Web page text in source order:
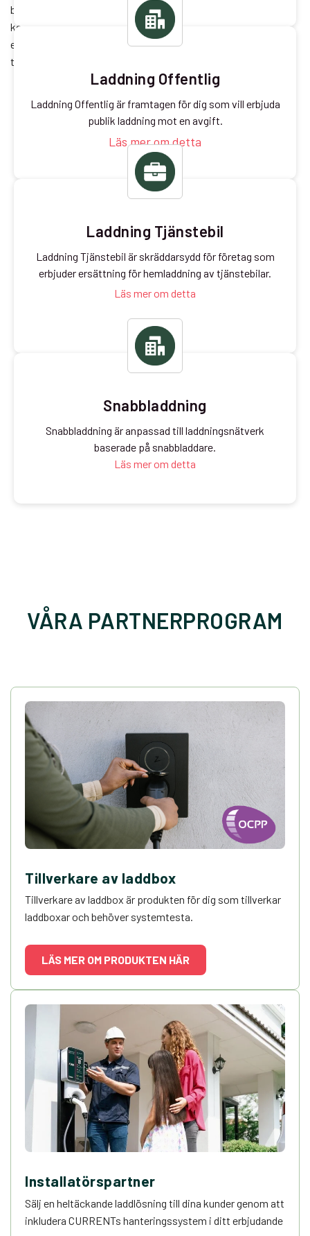
bostadsrättsförening, ett företag eller en kommun; alla
kommer att ha nytta av ett sådant system. Systemet kan till
exempel fakturera användarna för din räkning, vilket sparar dig
timmar av manuellt arbete varje månad.
Laddning Offentlig
Laddning Offentlig är framtagen för dig som vill erbjuda
publik laddning mot en avgift.
Läs mer om detta
Laddning Tjänstebil
Laddning Tjänstebil är skräddarsydd för företag som
erbjuder ersättning för hemladdning av tjänstebilar.
Läs mer om detta
Snabbladdning
Snabbladdning är anpassad till laddningsnätverk
baserade på snabbladdare.
Läs mer om detta
VÅRA PARTNERPROGRAM
Tillverkare av laddbox
Tillverkare av laddbox är produkten för dig som tillverkar
laddboxar och behöver systemtesta.
LÄS MER OM PRODUKTEN HÄR
Installatörspartner
Sälj en heltäckande laddlösning till dina kunder genom att
inkludera CURRENTs hanteringssystem i ditt erbjudande